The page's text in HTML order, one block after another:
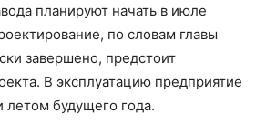
планируют начать в июле
по словам главы
завершено, предстоит
В эксплуатацию предприятие
летом будущего года.